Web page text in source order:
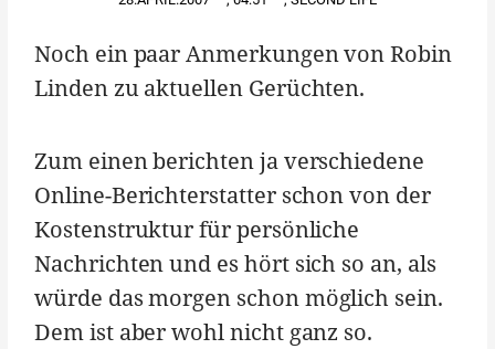
Noch ein paar Anmerkungen von Robin
Linden zu aktuellen Gerüchten.
Zum einen berichten ja verschiedene
Online-Berichterstatter schon von der
Kostenstruktur für persönliche
Nachrichten und es hört sich so an, als
würde das morgen schon möglich sein.
Dem ist aber wohl nicht ganz so.